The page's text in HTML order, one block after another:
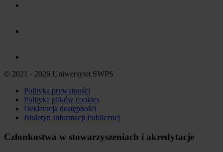
© 2021 - 2026 Uniwersytet SWPS
Polityka prywatności
Polityka plików cookies
Deklaracja dostępności
Biuletyn Informacji Publicznej
Członkostwa w stowarzyszeniach i akredytacje